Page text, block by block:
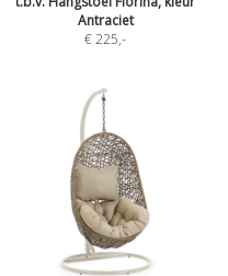
Antraciet
€ 225,-